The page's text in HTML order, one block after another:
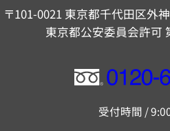
〒101-0021 東京都千代田区外
東京都公安委員会許可
フ
ー
受付時間 /